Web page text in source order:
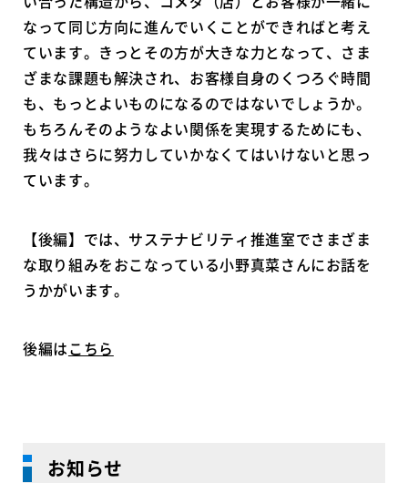
なって同じ方向に進んでいくことができればと考え
ています。きっとその方が大きな力となって、さま
ざまな課題も解決され、お客様自身のくつろぐ時間
も、もっとよいものになるのではないでしょうか。
もちろんそのようなよい関係を実現するためにも、
我々はさらに努力していかなくてはいけないと思っ
ています。
【後編】では、サステナビリティ推進室でさまざま
な取り組みをおこなっている小野真菜さんにお話を
うかがいます。
後編はこちら
お知らせ